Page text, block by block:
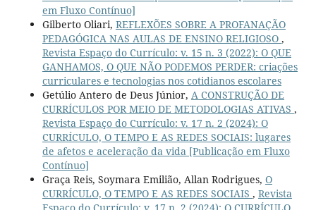
em Fluxo Contínuo]
Gilberto Oliari, REFLEXÕES SOBRE A PROFANAÇÃO
PEDAGÓGICA NAS AULAS DE ENSINO RELIGIOSO ,
Revista Espaço do Currículo: v. 15 n. 3 (2022): O QUE
GANHAMOS, O QUE NÃO PODEMOS PERDER: criações
curriculares e tecnologias nos cotidianos escolares
Getúlio Antero de Deus Júnior, A CONSTRUÇÃO DE
CURRÍCULOS POR MEIO DE METODOLOGIAS ATIVAS ,
Revista Espaço do Currículo: v. 17 n. 2 (2024): O
CURRÍCULO, O TEMPO E AS REDES SOCIAIS: lugares
de afetos e aceleração da vida [Publicação em Fluxo
Contínuo]
Graça Reis, Soymara Emilião, Allan Rodrigues, O
CURRÍCULO, O TEMPO E AS REDES SOCIAIS , Revista